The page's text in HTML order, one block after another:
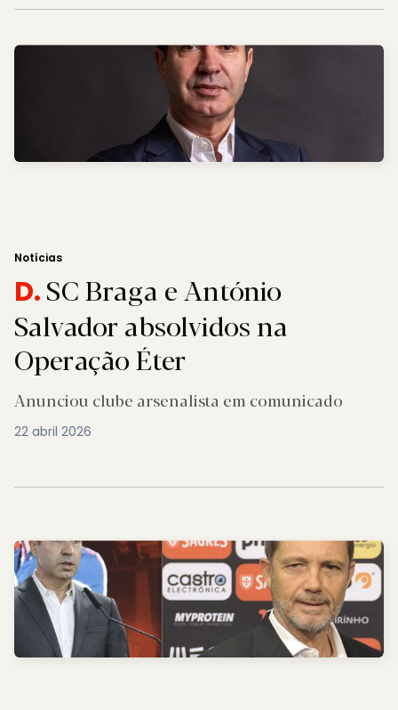
Notícias
D.SC Braga e António
Salvador absolvidos na
Operação Éter
Anunciou clube arsenalista em comunicado
22 abril 2026